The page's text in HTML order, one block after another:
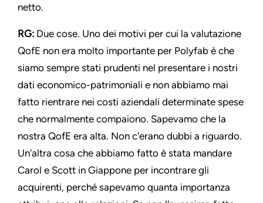
netto.
RG: Due cose. Uno dei motivi per cui la valutazione
QofE non era molto importante per Polyfab è che
siamo sempre stati prudenti nel presentare i nostri
dati economico-patrimoniali e non abbiamo mai
fatto rientrare nei costi aziendali determinate spese
che normalmente compaiono. Sapevamo che la
nostra QofE era alta. Non c'erano dubbi a riguardo.
Un'altra cosa che abbiamo fatto è stata mandare
Carol e Scott in Giappone per incontrare gli
acquirenti, perché sapevamo quanta importanza